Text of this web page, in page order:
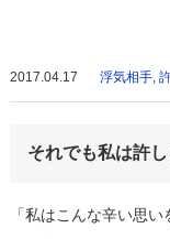
2017.04.17 浮気相手,
それでも私は許
「私はこんな辛い思